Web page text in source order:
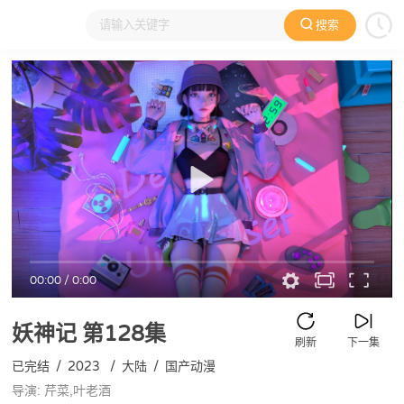
搜索
大家在看 日本动漫 国产动漫 欧美动漫 动漫电影
00:00/0:00
妖神记 第128集 下一集
刷新
已完结 / 2023 / 大陆 / 国产动漫
导演: 芹菜,叶老酒